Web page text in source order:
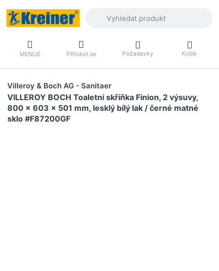
MENUE Přihlásit se Požadavky Košík
Villeroy & Boch AG - Sanitaer
VILLEROY BOCH Toaletní skříňka Finion, 2 výsuvy,
800 x 603 x 501 mm, lesklý bílý lak / černé matné
sklo #F87200GF